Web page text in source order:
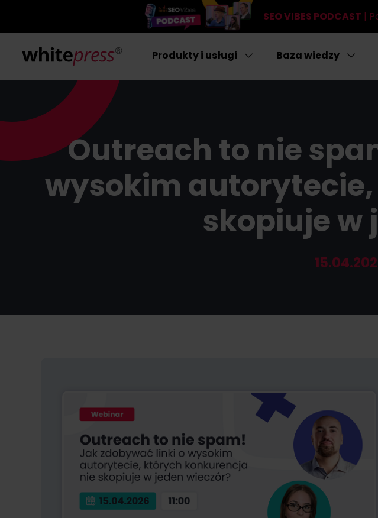
SEO VIBES PODCAST |
Produkty i usługi Baza wiedzy
Outreach to nie
wysokim
skopiuje w